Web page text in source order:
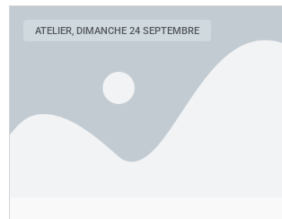
ATELIER, DIMANCHE 24 SEPTEMBRE